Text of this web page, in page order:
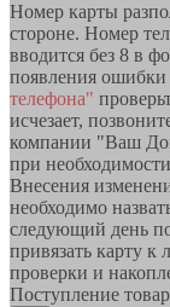
Номер карты
стороне. Номер
вводится без 8 в
появления ошибки
телефона"
исчезает,
компании "Ваш
при
Внесения
необходимо
следующий день
привязать карту к
проверки и
Поступление